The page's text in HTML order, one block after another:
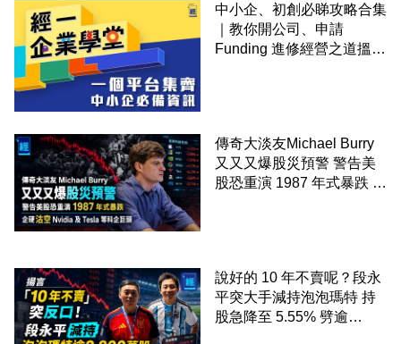
中小企、初創必睇攻略合集
｜教你開公司、申請
Funding 進修經營之道搵大
傳奇大淡友Michael Burry
又又又爆股災預警 警告美
股恐重演 1987 年式暴跌 企
說好的 10 年不賣呢？段永
平突大手減持泡泡瑪特 持
股急降至 5.55% 劈逾